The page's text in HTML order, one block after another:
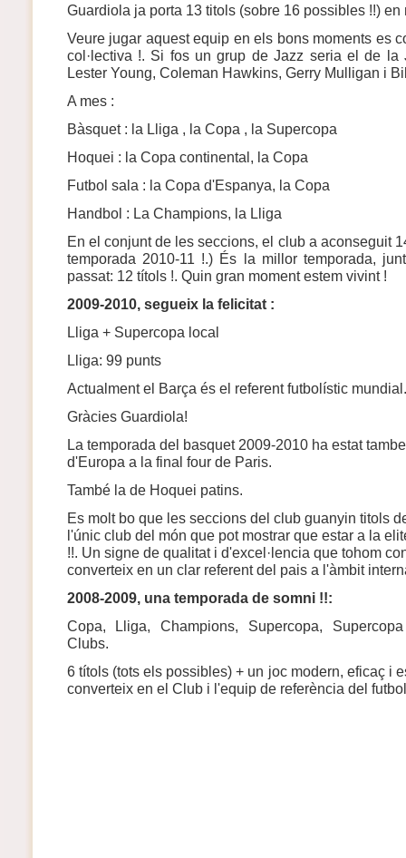
Guardiola ja porta 13 titols (sobre 16 possibles !!) en
Veure jugar aquest equip en els bons moments es
col·lectiva !. Si fos un grup de Jazz seria el de la
Lester Young, Coleman Hawkins, Gerry Mulligan i
A mes :
Bàsquet : la Lliga , la Copa , la Supercopa
Hoquei : la Copa continental, la Copa
Futbol sala : la Copa d'Espanya, la Copa
Handbol : La Champions, la Lliga
En el conjunt de les seccions, el club a aconseguit
temporada 2010-11 !.) És la millor temporada,
passat: 12 títols !. Quin gran moment estem vivint !
2009-2010, segueix la felicitat :
Lliga + Supercopa local
Lliga: 99 punts
Actualment el Barça és el referent futbolístic mundial.
Gràcies Guardiola!
La temporada del basquet 2009-2010 ha estat
d'Europa a la final four de Paris.
També la de Hoquei patins.
Es molt bo que les seccions del club guanyin titols
l'únic club del món que pot mostrar que estar a la
!!. Un signe de qualitat i d'excel·lencia que tohom
converteix en un clar referent del pais a l'àmbit
2008-2009, una temporada de somni !!:
Copa, Lliga, Champions, Supercopa,
Clubs.
6 títols (tots els possibles) + un joc modern, eficaç i
converteix en el Club i l'equip de referència del